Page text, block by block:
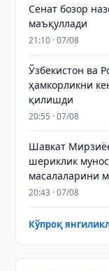
Сенат бозор
маъқуллади
21:10 · 07/08
Ўзбекистон ва
ҳамкорликни
қилишди
20:55 · 07/08
Шавкат
шериклик
масалаларини
20:43 · 07/08
Кўпроқ